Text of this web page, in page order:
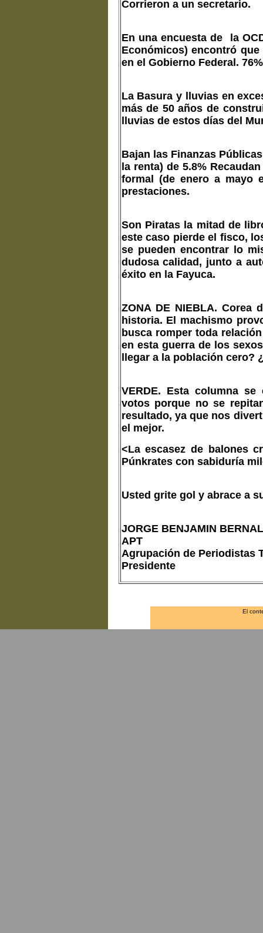
Corrieron a un secretario.
En una encuesta de la
Económicos) encontró
en el Gobierno Federal.
La Basura y lluvias en
más de 50 años de
lluvias de estos días del
Bajan las Finanzas
la renta) de 5.8%
formal (de enero a mayo
prestaciones.
Son Piratas la mitad de
este caso pierde el fisco,
se pueden encontrar lo
dudosa calidad, junto a
éxito en la Fayuca.
ZONA DE NIEBLA. Corea
historia. El machismo
busca romper toda
en esta guerra de los
llegar a la población cero?
VERDE. Esta columna se
votos porque no se
resultado, ya que nos
el mejor.
<La escasez de balones
Púnkrates con sabiduría
Usted grite gol y abrace a
JORGE BENJAMIN
APT
Agrupación de Periodistas
Presidente
El